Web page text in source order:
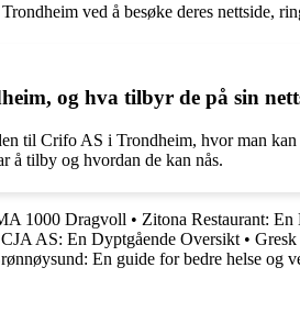
ved å besøke deres nettside,
og hva tilbyr de på sin
til Crifo AS i Trondheim, hvor man
å tilby og hvordan de kan nås.
1000 Dragvoll • Zitona Restaurant:
AS: En Dyptgående Oversikt •
En guide for bedre helse og